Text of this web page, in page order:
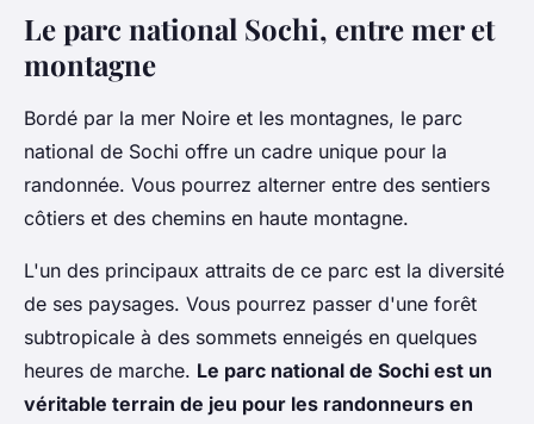
Le parc national Sochi, entre mer et
montagne
Bordé par la mer Noire et les montagnes, le parc
national de Sochi offre un cadre unique pour la
randonnée. Vous pourrez alterner entre des sentiers
côtiers et des chemins en haute montagne.
L'un des principaux attraits de ce parc est la diversité
de ses paysages. Vous pourrez passer d'une forêt
subtropicale à des sommets enneigés en quelques
heures de marche. Le parc national de Sochi est un
véritable terrain de jeu pour les randonneurs en